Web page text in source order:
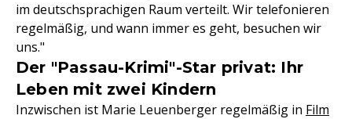
im deutschsprachigen Raum verteilt. Wir telefonieren
regelmäßig, und wann immer es geht, besuchen wir
uns."
Der "Passau-Krimi"-Star privat: Ihr
Leben mit zwei Kindern
Inzwischen ist Marie Leuenberger regelmäßig in Film